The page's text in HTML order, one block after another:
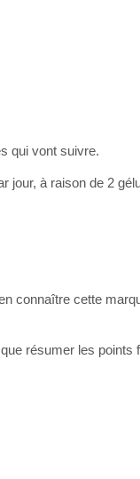
qui vont suivre.
jour, à raison de 2
connaître cette
résumer les points